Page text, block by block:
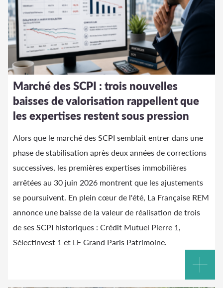
Marché des SCPI : trois nouvelles
baisses de valorisation rappellent que
les expertises restent sous pression
Alors que le marché des SCPI semblait entrer dans une
phase de stabilisation après deux années de corrections
successives, les premières expertises immobilières
arrêtées au 30 juin 2026 montrent que les ajustements
se poursuivent. En plein cœur de l'été, La Française REM
annonce une baisse de la valeur de réalisation de trois
de ses SCPI historiques : Crédit Mutuel Pierre 1,
Sélectinvest 1 et LF Grand Paris Patrimoine.